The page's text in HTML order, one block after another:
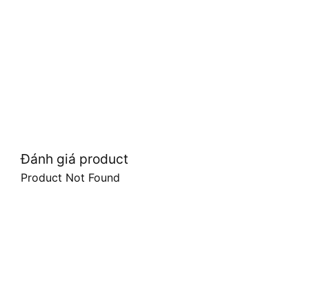
Đánh giá product
Product Not Found